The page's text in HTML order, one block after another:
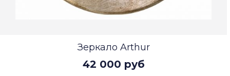
Зеркало Arthur
42 000 руб